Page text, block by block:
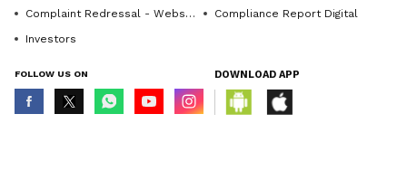
Complaint Redressal - Website
Compliance Report Digital
Investors
FOLLOW US ON DOWNLOAD APP